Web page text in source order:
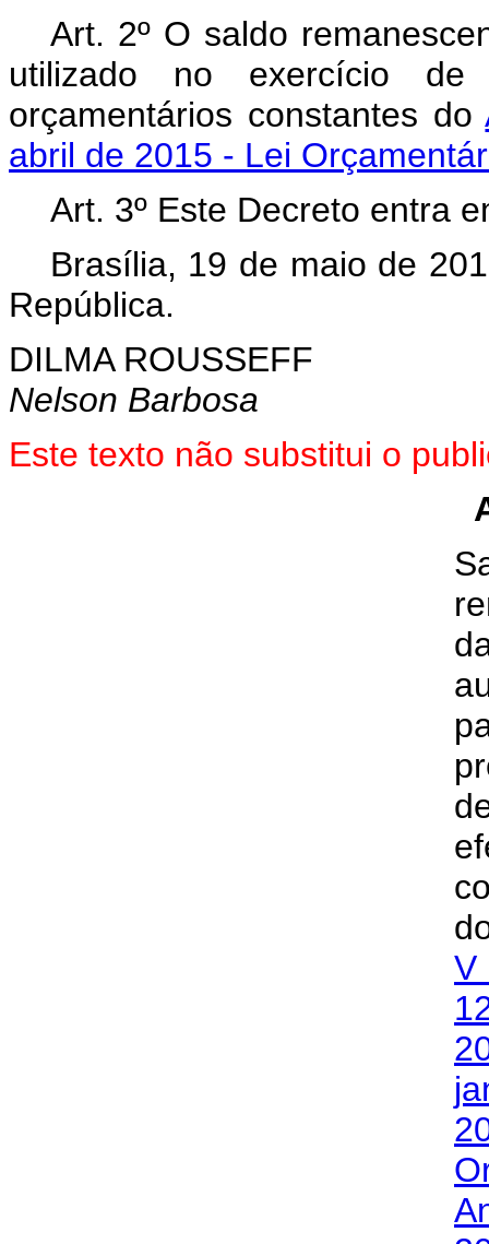
Art. 2º O saldo
utilizado no exercício de
orçamentários constantes do
abril de 2015 - Lei
Art. 3º Este Decreto entra
Brasília, 19 de maio de
República.
DILMA ROUSSEFF
Nelson Barbosa
Este texto não substitui o
V